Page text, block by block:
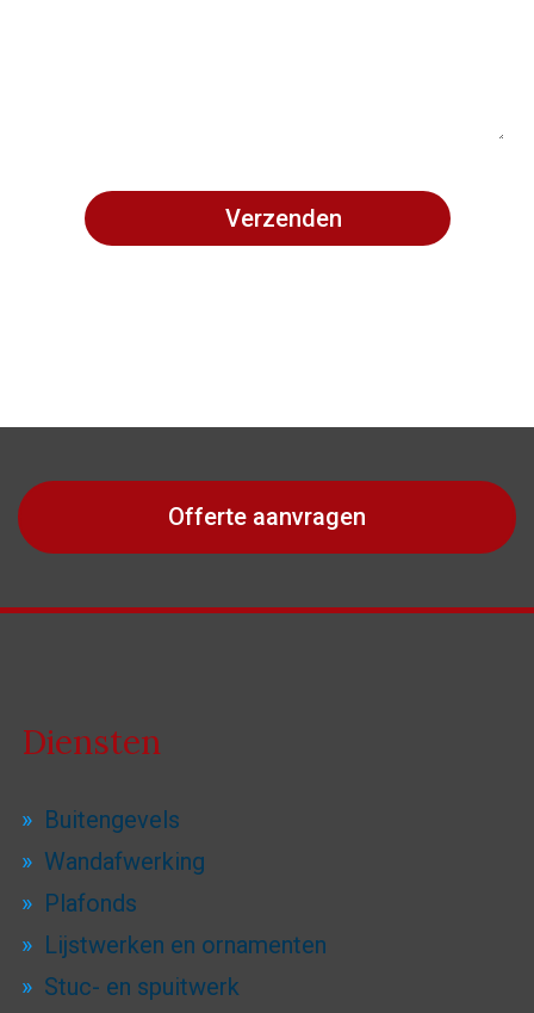
Offerte aanvragen
Diensten
Buitengevels
Wandafwerking
Plafonds
Lijstwerken en ornamenten
Stuc- en spuitwerk